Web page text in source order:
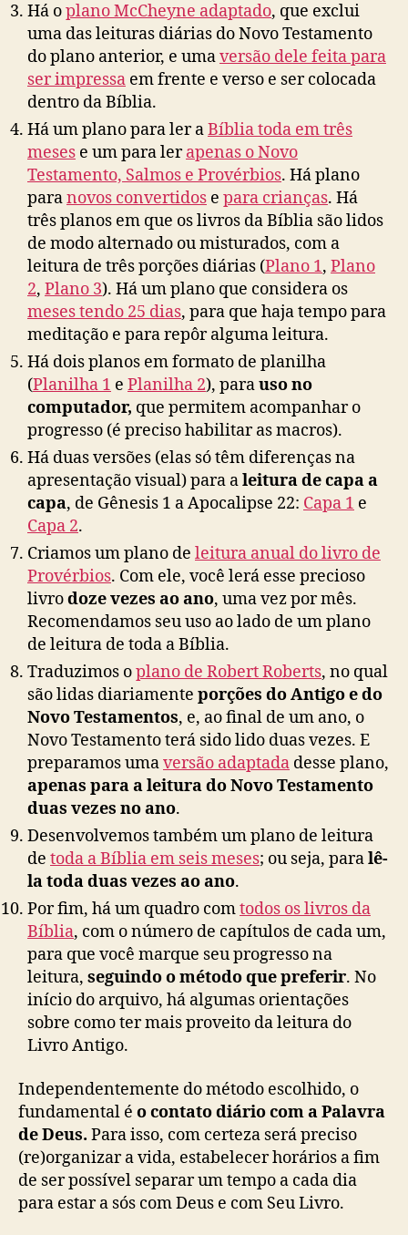
Há oplano McCheyne adaptado, que exclui
uma das leituras diárias do Novo Testamento
do plano anterior, e umaversão dele feita para
ser impressa em frente e verso e ser colocada
dentro da Bíblia.
Há um plano para ler aBíblia toda em três
meses e um para lerapenas o Novo
Testamento, Salmos e Provérbios. Há plano
paranovos convertidos e para crianças. Há
três planos em que os livros da Bíblia são lidos
de modo alternado ou misturados, com a
leitura de três porções diárias (Plano 1, Plano
2, Plano 3). Há um plano que considera os
meses tendo 25 dias, para que haja tempo para
meditação e para repôr alguma leitura.
Há dois planos em formato de planilha
(Planilha 1 e Planilha 2), parauso no
computador, que permitem acompanhar o
progresso (é preciso habilitar as macros).
Há duas versões (elas só têm diferenças na
apresentação visual) para aleitura de capa a
capa, de Gênesis 1 a Apocalipse 22: Capa 1 e
Capa 2.
Criamos um plano de leitura anual do livro de
Provérbios. Com ele, você lerá esse precioso
livrodoze vezes ao ano, uma vez por mês.
Recomendamos seu uso ao lado de um plano
de leitura de toda a Bíblia.
Traduzimos oplano de Robert Roberts, no qual
são lidas diariamente porções do Antigo e do
Novo Testamentos, e, ao final de um ano, o
Novo Testamento terá sido lido duas vezes. E
preparamos umaversão adaptada desse plano,
apenas para a leitura do Novo Testamento
duas vezes no ano.
Desenvolvemos também um plano de leitura
de toda a Bíblia em seis meses; ou seja, paralê-
la toda duas vezes ao ano.
Por fim, há um quadro comtodos os livros da
Bíblia, com o número de capítulos de cada um,
para que você marque seu progresso na
leitura, seguindo o método que preferir. No
início do arquivo, há algumas orientações
sobre como ter mais proveito da leitura do
Livro Antigo.
Independentemente do método escolhido, o
fundamental é o contato diário com a Palavra
de Deus. Para isso, com certeza será preciso
(re)organizar a vida, estabelecer horários a fim
de ser possível separar um tempo a cada dia
para estar a sós com Deus e com Seu Livro.